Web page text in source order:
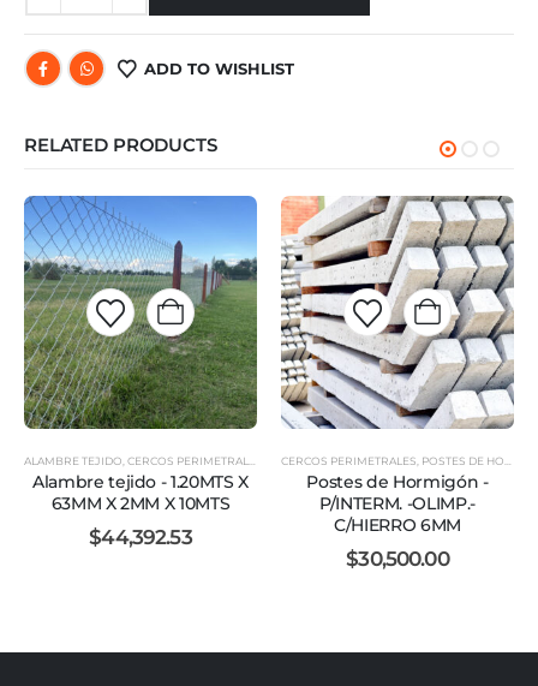
ADD TO WISHLIST
RELATED PRODUCTS
ALAMBRE TEJIDO,CERCOS PERIMETRALES
Alambre tejido - 1.20MTS X
63MM X 2MM X 10MTS
$44,392.53
CERCOS PERIMETRALES, POSTES DE HORMIGÓN
Postes de Hormigón -
P/INTERM. -OLIMP.-
C/HIERRO 6MM
$30,500.00